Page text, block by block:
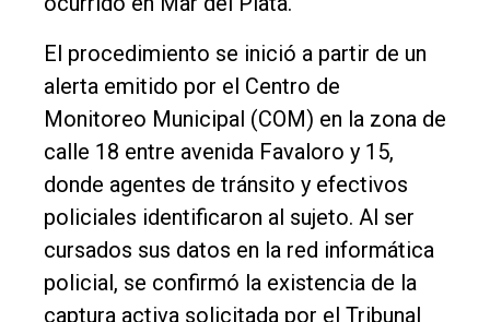
El procedimiento se inició a partir de un
alerta emitido por el Centro de
Monitoreo Municipal (COM) en la zona de
calle 18 entre avenida Favaloro y 15,
donde agentes de tránsito y efectivos
policiales identificaron al sujeto. Al ser
cursados sus datos en la red informática
policial, se confirmó la existencia de la
captura activa solicitada por el Tribunal